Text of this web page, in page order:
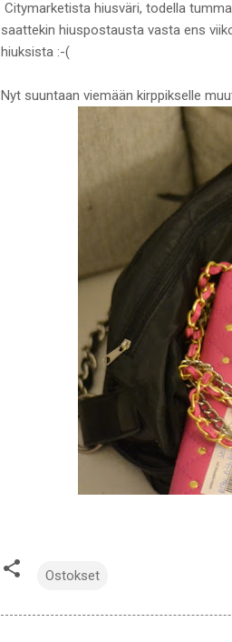
Citymarketista hiusväri, todella
saattekin hiuspostausta vasta ens
hiuksista :-(
Nyt suuntaan viemään kirppikselle
Ostokset